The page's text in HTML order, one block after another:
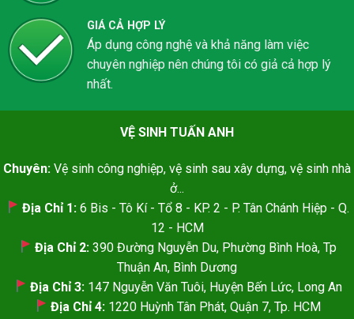
GIÁ CẢ HỢP LÝ
Áp dụng công nghệ và khả năng làm việc
chuyên nghiệp nên chúng tôi có giả cả hợp lý
nhất.
VỆ SINH TUẤN ANH
Chuyên: Vệ sinh công nghiệp, vệ sinh sau xây dựng, vệ sinh nhà
ở...
Địa Chỉ 1: 6 Bis - Tô Kí - Tổ 8 - KP. 2 - P. Tân Chánh Hiệp - Q.
12 - HCM
Địa Chỉ 2: 390 Đường Nguyễn Du, Phường Bình Hoà, Tp
Thuận An, Bình Dương
Địa Chỉ 3:147 Nguyễn Văn Tuôi, Huyện Bến Lức, Long An
Địa Chỉ 4: 1220 Huỳnh Tân Phát, Quận 7, Tp. HCM